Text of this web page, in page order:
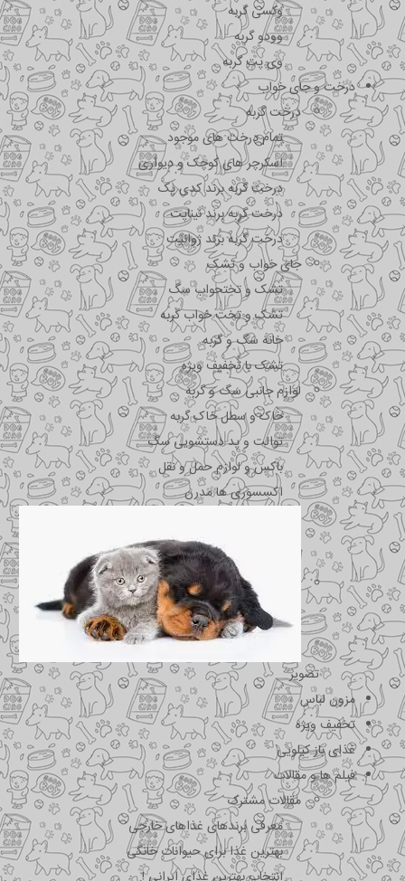
وکسی گربه
وودو گربه
وی پت گربه
درخت و جای خواب
درخت گربه
تمام درخت های موجود
اسکرچر های کوچک و دیواری
درخت گربه برند کدی پک
درخت گربه برند نیناپت
درخت گربه برند ژوانیت
جای خواب و تشک
تشک و تختحواب سگ
تشک و تخت خواب گربه
خانه سگ و گربه
تشک با تخفیف ویژه
لوازم جانبی سگ و گربه
خاک و سطل خاک گربه
توالت و پد دستشویی سگ
باکس و لوازم حمل و نقل
اکسسوری ها مدرن
تصویر
مزون لباس
تخفیف ویژه
غذای باز کیلویی
فیلم ها و مقالات
مقالات مشترک
معرفی برندهای غذاهای خارجی
بهترین غذا برای حیوانات خانگی